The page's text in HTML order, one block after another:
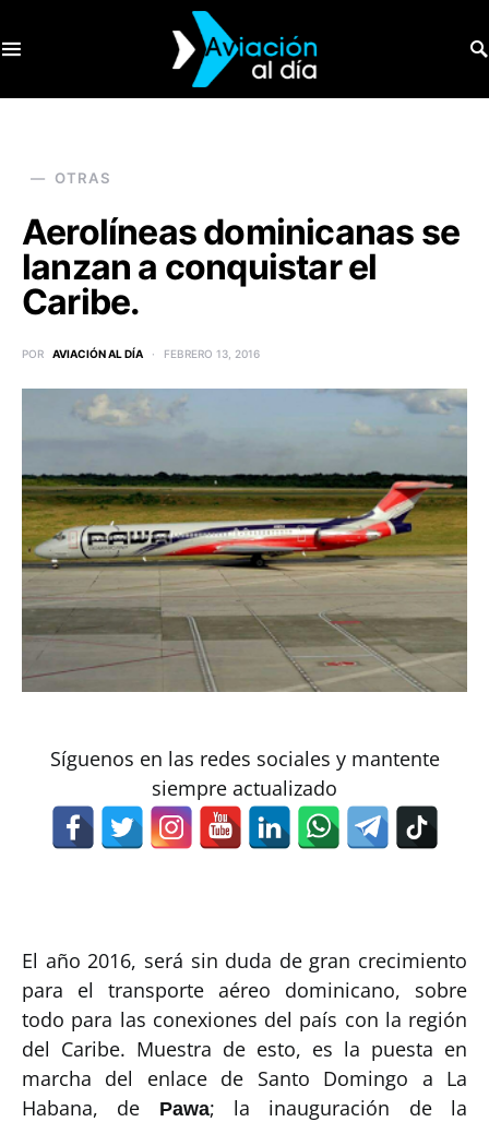
OTRAS
Aerolíneas dominicanas se
lanzan a conquistar el
Caribe.
POR AVIACIÓN AL DÍA FEBRERO 13, 2016
Síguenos en las redes sociales y mantente
siempre actualizado
El año 2016, será sin duda de gran crecimiento
para el transporte aéreo dominicano, sobre
todo para las conexiones del país con la región
del Caribe. Muestra de esto, es la puesta en
marcha del enlace de Santo Domingo a La
Habana, de
Pawa; la inauguración de la